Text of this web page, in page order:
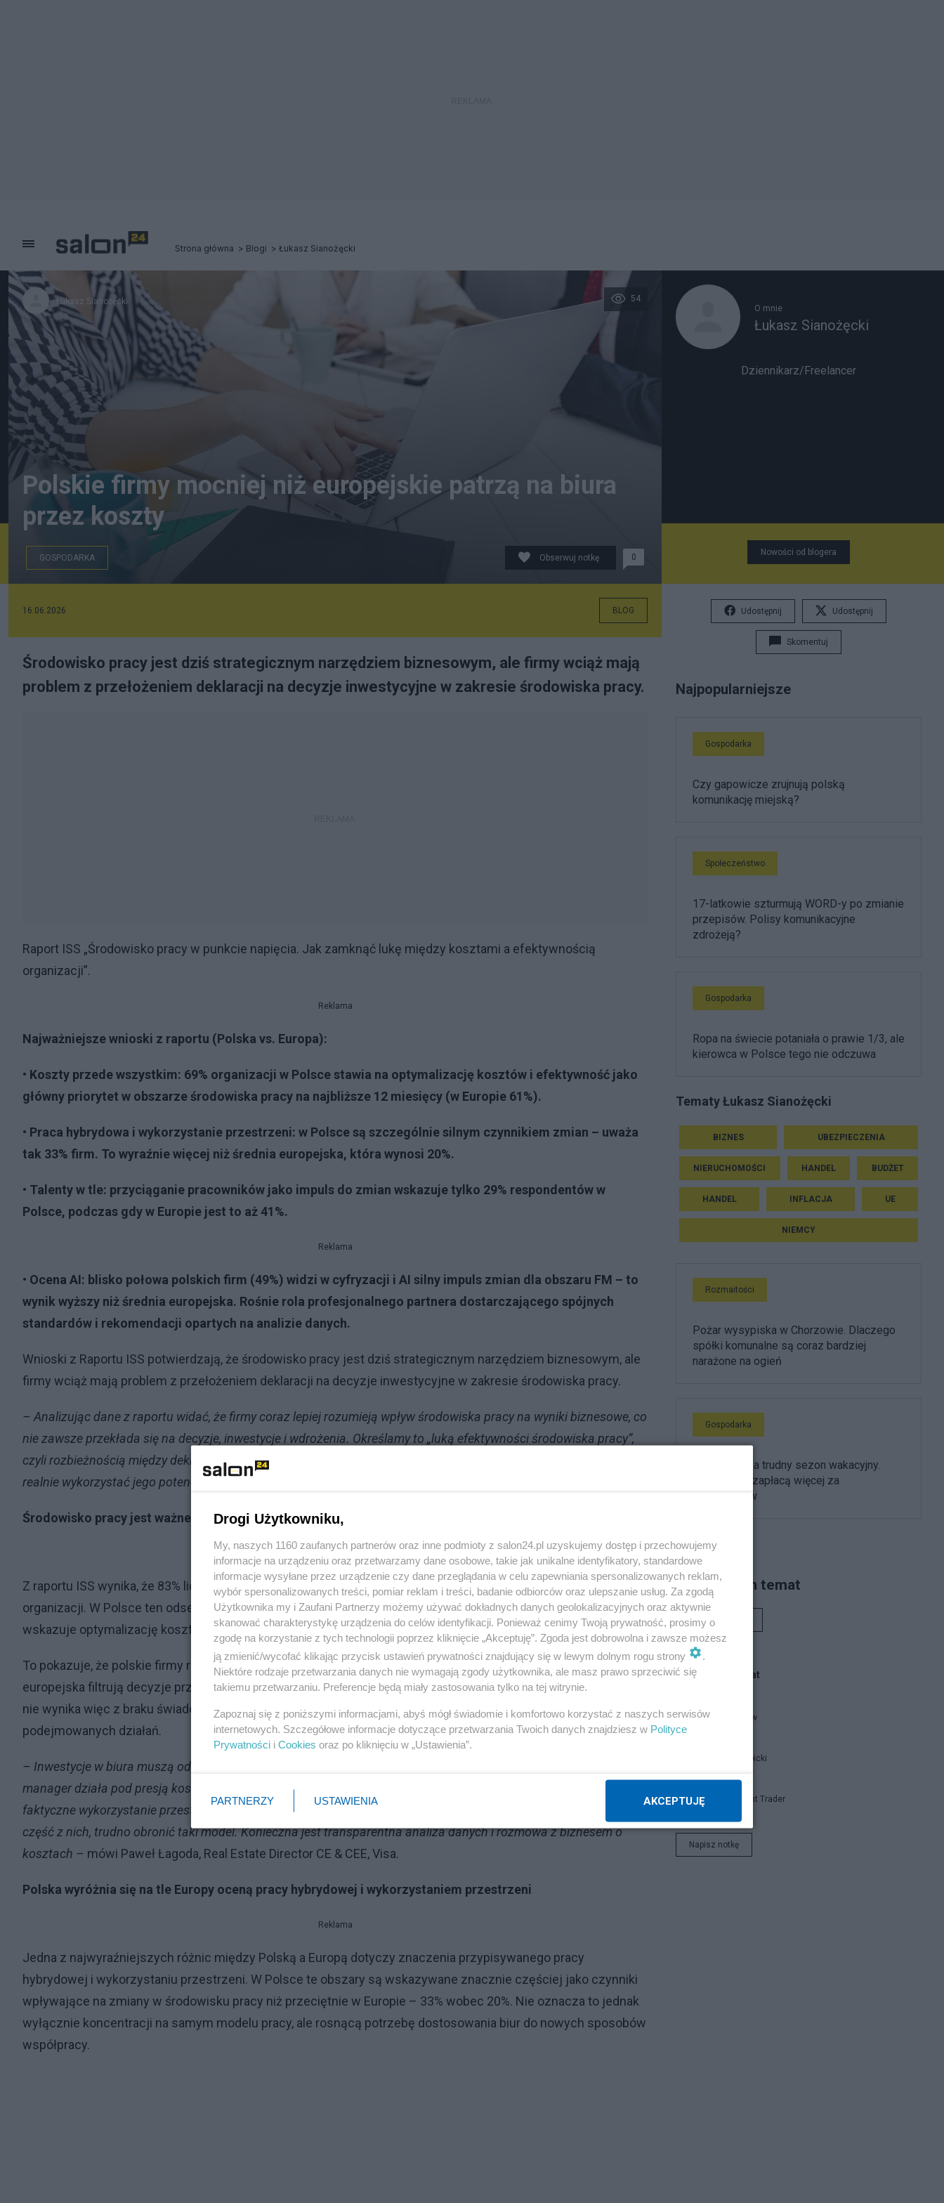
Strona główna Blogi Łukasz Sianożęcki
Łukasz Sianożęcki 54
Polskie firmy mocniej niż europejskie patrzą na biura
przez koszty
GOSPODARKA Obserwuj notkę 0
16.06.2026 BLOG
Środowisko pracy jest dziś strategicznym narzędziem biznesowym, ale firmy wciąż mają
problem z przełożeniem deklaracji na decyzje inwestycyjne w zakresie środowiska pracy.
Raport ISS „Środowisko pracy w punkcie napięcia. Jak zamknąć lukę między kosztami a efektywnością
organizacji”.
Reklama
Najważniejsze wnioski z raportu (Polska vs. Europa):
• Koszty przede wszystkim: 69% organizacji w Polsce stawia na optymalizację kosztów i efektywność jako
główny priorytet w obszarze środowiska pracy na najbliższe 12 miesięcy (w Europie 61%).
• Praca hybrydowa i wykorzystanie przestrzeni: w Polsce są szczególnie silnym czynnikiem zmian – uważa
tak 33% firm. To wyraźnie więcej niż średnia europejska, która wynosi 20%.
• Talenty w tle: przyciąganie pracowników jako impuls do zmian wskazuje tylko 29% respondentów w
Polsce, podczas gdy w Europie jest to aż 41%.
Reklama
• Ocena AI: blisko połowa polskich firm (49%) widzi w cyfryzacji i AI silny impuls zmian dla obszaru FM – to
wynik wyższy niż średnia europejska. Rośnie rola profesjonalnego partnera dostarczającego spójnych
standardów i rekomendacji opartych na analizie danych.
Wnioski z Raportu ISS potwierdzają, że środowisko pracy jest dziś strategicznym narzędziem biznesowym, ale
firmy wciąż mają problem z przełożeniem deklaracji na decyzje inwestycyjne w zakresie środowiska pracy.
– Analizując dane z raportu widać, że firmy coraz lepiej rozumieją wpływ środowiska pracy na wyniki biznesowe, co
nie zawsze przekłada się na decyzje, inwestycje i wdrożenia. Określamy to „luką efektywności środowiska pracy”,
czyli rozbieżnością między deklarowanym znaczeniem miejsca pracy a gotowością do działań, które pozwalają
realnie wykorzystać jego potencjał –
Środowisko pracy jest ważne, ale decyzje nadal wyznacza presja kosztowa
Reklama
Z raportu ISS wynika, że 83% liderów biznesu na świecie uważa, że środowisko pracy ma istotny wpływ na wyniki
organizacji. W Polsce ten odsetek jest nawet wyższy i wynosi 88%. Jednocześnie 69% badanych w Polsce
wskazuje optymalizację kosztów i efektywność jako główny priorytet na najbliższy rok, wobec 61% w Europie.
To pokazuje, że polskie firmy rozumieją strategiczne znaczenie środowiska pracy, ale mocniej niż średnia
europejska filtrują decyzje przez kryterium kosztów i efektywności operacyjnej. W praktyce luka efektywności
nie wynika więc z braku świadomości, lecz z presji budżetowej i konieczności lepszego uzasadniania
podejmowanych działań.
– Inwestycje w biura muszą odpowiadać na rzeczywiste potrzeby organizacji, a nie tylko na deklaratywne. Facility
manager działa pod presją kosztów i oczekiwań różnych interesariuszy, dlatego wymaga realnego spojrzenia na
faktyczne wykorzystanie przestrzeni. Jeśli organizacja oczekuje kilkuset stanowisk, a na co dzień zajęta jest tylko
część z nich, trudno obronić taki model. Konieczna jest transparentna analiza danych i rozmowa z biznesem o
kosztach – mówi Paweł Łagoda, Real Estate Director CE & CEE, Visa.
Polska wyróżnia się na tle Europy oceną pracy hybrydowej i wykorzystaniem przestrzeni
Reklama
Jedna z najwyraźniejszych różnic między Polską a Europą dotyczy znaczenia przypisywanego pracy
hybrydowej i wykorzystaniu przestrzeni. W Polsce te obszary są wskazywane znacznie częściej jako czynniki
wpływające na zmiany w środowisku pracy niż przeciętnie w Europie – 33% wobec 20%. Nie oznacza to jednak
wyłącznie koncentracji na samym modelu pracy, ale rosnącą potrzebę dostosowania biur do nowych sposobów
współpracy.
O mnie
Łukasz Sianożęcki
Dziennikarz/Freelancer
Nowości od blogera
Udostępnij Udostępnij
Skomentuj
Najpopularniejsze
Gospodarka
Czy gapowicze zrujnują polską
komunikację miejską?
Społeczeństwo
17-latkowie szturmują WORD-y po zmianie
przepisów. Polisy komunikacyjne
zdrożeją?
Gospodarka
Ropa na świecie potaniała o prawie 1/3, ale
kierowca w Polsce tego nie odczuwa
Tematy Łukasz Sianożęcki
BIZNES UBEZPIECZENIA
NIERUCHOMOŚCI HANDEL BUDŻET
HANDEL INFLACJA UE
NIEMCY
Rozmaitości
Pożar wysypiska w Chorzowie. Dlaczego
spółki komunalne są coraz bardziej
narażone na ogień
Gospodarka
Biznes czeka trudny sezon wakacyjny.
Firmy znów zapłacą więcej za
pracowników
Piszą na ten temat
Rafał Woś
Blogi na ten temat
threeme-ww
Jan Filip Libicki
Independent Trader
Napisz notkę
Drogi Użytkowniku,
My, naszych 1160 zaufanych partnerów oraz inne podmioty z salon24.pl uzyskujemy dostęp i przechowujemy
informacje na urządzeniu oraz przetwarzamy dane osobowe, takie jak unikalne identyfikatory, standardowe
informacje wysyłane przez urządzenie czy dane przeglądania w celu zapewniania spersonalizowanych reklam,
wybór spersonalizowanych treści, pomiar reklam i treści, badanie odbiorców oraz ulepszanie usług. Za zgodą
Użytkownika my i Zaufani Partnerzy możemy używać dokładnych danych geolokalizacyjnych oraz aktywnie
skanować charakterystykę urządzenia do celów identyfikacji. Ponieważ cenimy Twoją prywatność, prosimy o
zgodę na korzystanie z tych technologii poprzez kliknięcie „Akceptuję”. Zgoda jest dobrowolna i zawsze możesz
ją zmienić/wycofać klikając przycisk ustawień prywatności znajdujący się w lewym dolnym rogu strony
.
Niektóre rodzaje przetwarzania danych nie wymagają zgody użytkownika, ale masz prawo sprzeciwić się
takiemu przetwarzaniu. Preferencje będą miały zastosowania tylko na tej witrynie.
Zapoznaj się z poniższymi informacjami, abyś mógł świadomie i komfortowo korzystać z naszych serwisów
internetowych. Szczegółowe informacje dotyczące przetwarzania Twoich danych znajdziesz w Polityce
Prywatności i Cookies oraz po kliknięciu w „Ustawienia”.
PARTNERZY USTAWIENIA AKCEPTUJĘ